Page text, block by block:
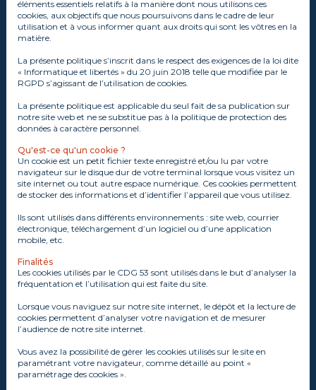
éléments essentiels relatifs à la manière dont nous utilisons ces
cookies, aux objectifs que nous poursuivons dans le cadre de leur
utilisation et à vous informer quant aux droits qui sont les vôtres en la
matière.
La présente politique s’inscrit dans le respect des exigences de la loi dite
« Informatique et libertés » du 20 juin 2018 telle que modifiée par le
RGPD s’agissant de l’utilisation de cookies.
La présente politique est applicable du seul fait de sa publication sur
notre site web et ne se substitue pas à la politique de protection des
données à caractère personnel.
Qu'est-ce qu'un cookie ?
Un cookie est un petit fichier texte enregistré et/ou lu par votre
navigateur sur le disque dur de votre terminal lorsque vous visitez un
site internet ou tout autre espace numérique. Ces cookies permettent
de stocker des informations et d’identifier l’appareil que vous utilisez.
Ils sont utilisés dans différents environnements : site web, courrier
électronique, téléchargement d’un logiciel ou d’une application
mobile, etc.
Finalités
Les cookies utilisés par le CDG 53 sont utilisés dans le but d’analyser la
fréquentation et l’utilisation qui est faite du site.
Lorsque vous naviguez sur notre site internet, le dépôt et la lecture de
cookies permettent d’analyser votre navigation et de mesurer
l’audience de notre site internet.
Vous avez la possibilité de gérer les cookies utilisés sur le site en
paramétrant votre navigateur, comme détaillé au point «
paramétrage des cookies ».